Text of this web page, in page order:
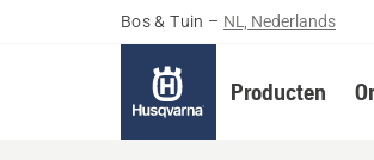
Bos & Tuin – NL, Nederlands
Producten